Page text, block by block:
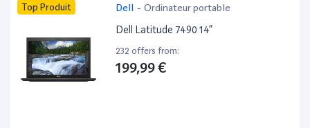
Top Produit Dell - Ordinateur portable
Dell Latitude 7490 14”
232 offers from:
199,99 €